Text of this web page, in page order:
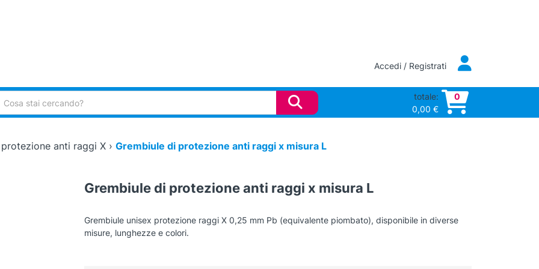
Accedi / Registrati
totale:
0,00 €
0
anti raggi X› Grembiule di protezione anti raggi x misura L
Grembiule di protezione anti raggi x misura L
Grembiule unisex protezione raggi X 0,25 mm Pb (equivalente piombato), disponibile in diverse
misure, lunghezze e colori.